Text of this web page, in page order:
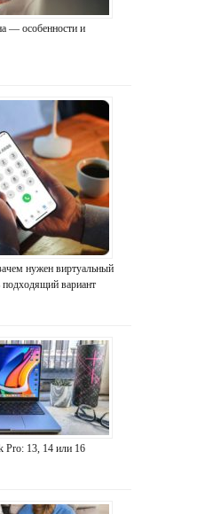
— особенности и
нужен виртуальный
вариант
Pro: 13, 14 или 16